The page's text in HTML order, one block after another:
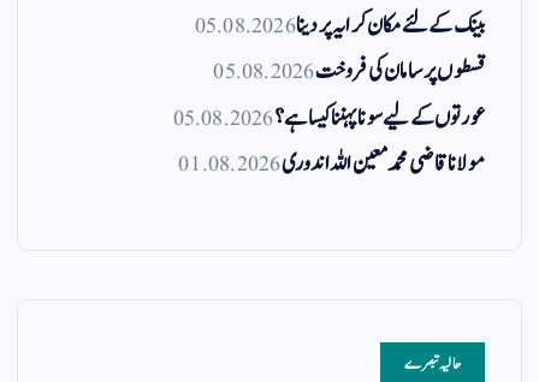
بینک کے لئے مکان کرایہ پر دینا05.08.2026
قسطوں پر سامان کی فروخت05.08.2026
عورتوں کے لیے سونا پہننا کیسا ہے؟05.08.2026
مولانا قاضی محمد معین اللہ اندوری01.08.2026
حالیہ تبصرے